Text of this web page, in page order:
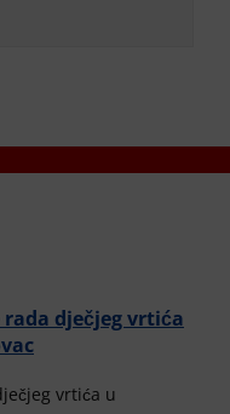
rada dječjeg vrtića
vrtića u